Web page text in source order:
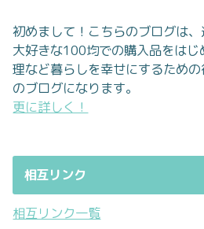
初めまして！こちらのブログは
大好きな100均での購入品をは
理など暮らしを幸せにするため
のブログになります。
更に詳しく！
相互リンク
相互リンク一覧